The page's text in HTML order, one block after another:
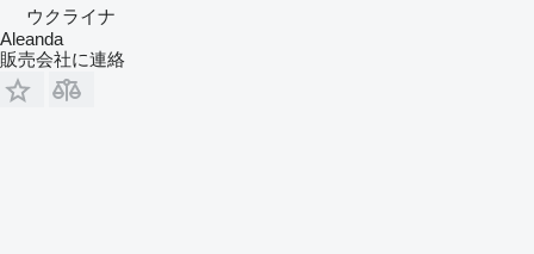
ウクライナ
Aleanda
販売会社に連絡